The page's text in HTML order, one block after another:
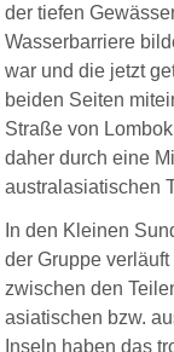
der tiefen
Wasserbarriere
war und die jetzt
beiden Seiten
Straße von
daher durch eine
australasiatischen
In den Kleinen
der Gruppe verläuft
zwischen den
asiatischen bzw.
Inseln haben das